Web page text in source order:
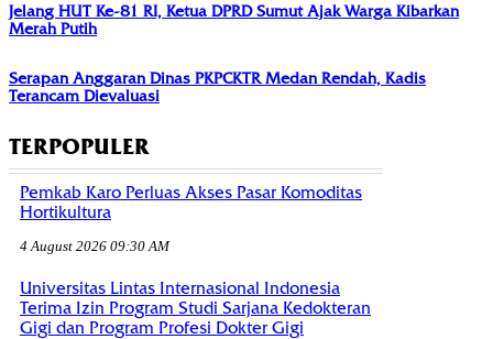
Jelang HUT Ke-81 RI, Ketua DPRD Sumut Ajak Warga Kibarkan
Merah Putih
Serapan Anggaran Dinas PKPCKTR Medan Rendah, Kadis
Terancam Dievaluasi
TERPOPULER
Pemkab Karo Perluas Akses Pasar Komoditas
Hortikultura
4 August 2026 09:30 AM
Universitas Lintas Internasional Indonesia
Terima Izin Program Studi Sarjana Kedokteran
Gigi dan Program Profesi Dokter Gigi